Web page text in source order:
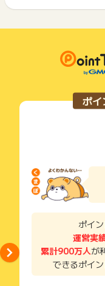
た場合のみポイント獲
※複数回に分けて商品
イントタウンの楽天
算されません)。
インク革命 楽天市
アンファーストア
薬屋さんの健康美
nunonaの布ナプキ
うめ南高苑
ホビナビ(hobinavi)
美味しさは元気の源
梅一幸(umeikou)
粉なっとう・粉末納
パウンドケーキ工房
しているオンライン書
ブックスと銘打って
ゲーム、おもちゃ、
ダウンロード商品以
ポイ
ポイ
運営実
累計900万人が
できるポイ